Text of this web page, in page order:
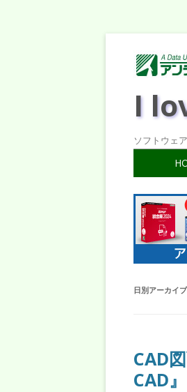
I
ソフトウェ
日別アーカイ
CAD
CAD』